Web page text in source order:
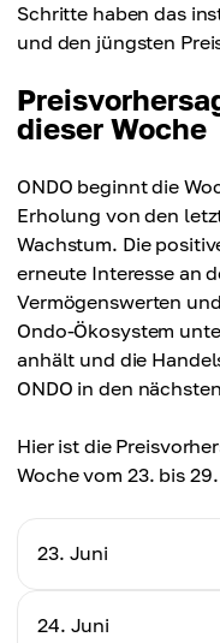
Schritte haben das
und den jüngsten
dieser Woche
ONDO beginnt die
Erholung von den
Wachstum. Die
erneute Interesse an
Vermögenswerten
Ondo-Ökosystem
anhält und die
ONDO in den
Hier ist die
Woche vom 23. bis
23. Juni
Preisvorhersage
24. Juni